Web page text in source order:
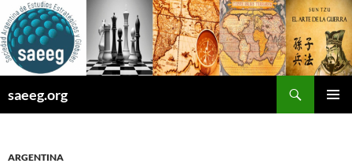
Saltar
al
contenido
saeeg.org
ARGENTINA